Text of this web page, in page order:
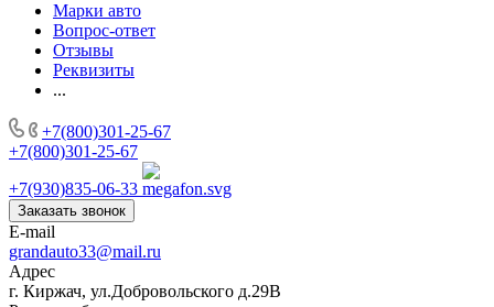
Марки авто
Вопрос-ответ
Отзывы
Реквизиты
...
+7(800)301-25-67
+7(800)301-25-67
+7(930)835-06-33
Заказать звонок
E-mail
grandauto33@mail.ru
Адрес
г. Киржач, ул.Добровольского д.29В